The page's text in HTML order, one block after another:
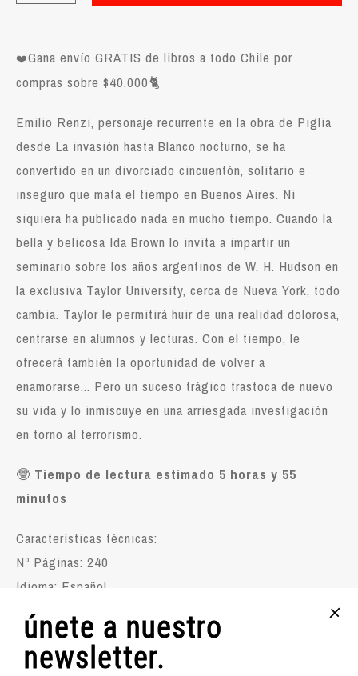
❤️Gana envío GRATIS de libros a todo Chile por
compras sobre $40.000🐈
Emilio Renzi, personaje recurrente en la obra de Piglia
desde La invasión hasta Blanco nocturno, se ha
convertido en un divorciado cincuentón, solitario e
inseguro que mata el tiempo en Buenos Aires. Ni
siquiera ha publicado nada en mucho tiempo. Cuando la
bella y belicosa Ida Brown lo invita a impartir un
seminario sobre los años argentinos de W. H. Hudson en
la exclusiva Taylor University, cerca de Nueva York, todo
cambia. Taylor le permitirá huir de una realidad dolorosa,
centrarse en alumnos y lecturas. Con el tiempo, le
ofrecerá también la oportunidad de volver a
enamorarse... Pero un suceso trágico trastoca de nuevo
su vida y lo inmiscuye en una arriesgada investigación
en torno al terrorismo.
🤓 Tiempo de lectura estimado 5 horas y 55
minutos
Características técnicas:
Nº Páginas: 240
Idioma: Español
Año Edición: 2015
Editorial: Debols!Llo
Tapa: Tapa blanda
+
únete a nuestro
newsletter.